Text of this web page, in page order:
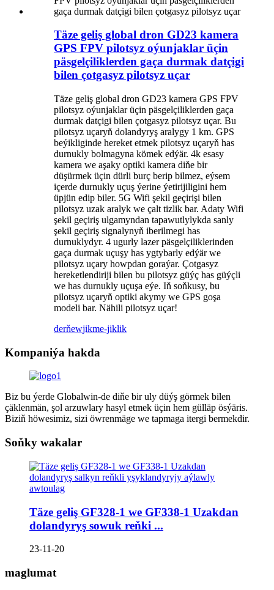
Täze geliş global dron GD23 kamera
GPS FPV pilotsyz oýunjaklar üçin
päsgelçiliklerden gaça durmak datçigi
bilen çotgasyz pilotsyz uçar
Täze geliş global dron GD23 kamera GPS FPV
pilotsyz oýunjaklar üçin päsgelçiliklerden gaça
durmak datçigi bilen çotgasyz pilotsyz uçar. Bu
pilotsyz uçaryň dolandyryş aralygy 1 km. GPS
beýikliginde hereket etmek pilotsyz uçaryň has
durnukly bolmagyna kömek edýär. 4k esasy
kamera we aşaky optiki kamera diňe bir
düşürmek üçin dürli burç berip bilmez, eýsem
içerde durnukly uçuş ýerine ýetirijiligini hem
üpjün edip biler. 5G Wifi şekil geçirişi bilen
pilotsyz uzak aralyk we çalt tizlik bar. Adaty Wifi
şekil geçiriş ulgamyndan tapawutlylykda sanly
şekil geçiriş signalynyň iberilmegi has
durnuklydyr. 4 ugurly lazer päsgelçiliklerinden
gaça durmak uçuşy has ygtybarly edýär we
pilotsyz uçary howpdan goraýar. Çotgasyz
hereketlendiriji bilen bu pilotsyz güýç has güýçli
we has durnukly uçuşa eýe. Iň soňkusy, bu
pilotsyz uçaryň optiki akymy we GPS goşa
modeli bar. Nähili pilotsyz uçar!
derňewjikme-jiklik
Kompaniýa hakda
Biz bu ýerde Globalwin-de diňe bir uly düýş görmek bilen
çäklenmän, şol arzuwlary hasyl etmek üçin hem gülläp ösýäris.
Biziň höwesimiz, sizi öwrenmäge we tapmaga itergi bermekdir.
Soňky wakalar
Täze geliş GF328-1 we GF338-1 Uzakdan
dolandyryş sowuk reňki ...
23-11-20
maglumat